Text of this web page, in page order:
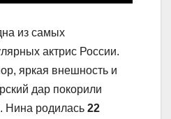
из самых
актрис России.
яркая внешность и
дар покорили
Нина родилась 22